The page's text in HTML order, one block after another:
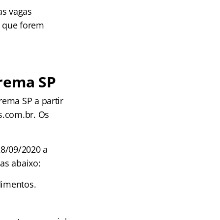
vagas
forem
SP
SP a partir
Os
09/2020 a
abaixo: